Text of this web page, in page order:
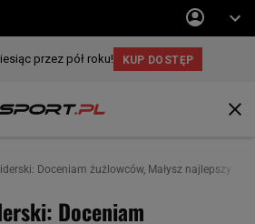
Doceniam żużlowców, Małysz najlepszy
Doceniam